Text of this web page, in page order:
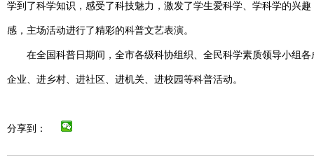
学到了科学知识，感受了科技魅力，激发了学生爱科学、学科学的兴
感， 主场活动进行了精彩的科普文艺表演。
在全国科普日期间，全市各级科协组织、全民科学素质领导小组
企业、进乡村、进社区、进机关、进校园等科普活动。
分享到：